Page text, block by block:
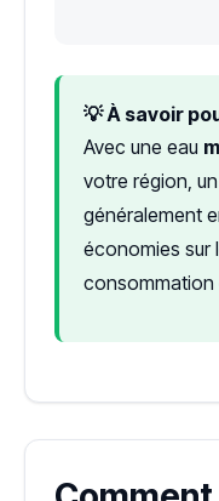
💡 À savoir
Avec une eau
votre région,
généralement
économies sur
consommation